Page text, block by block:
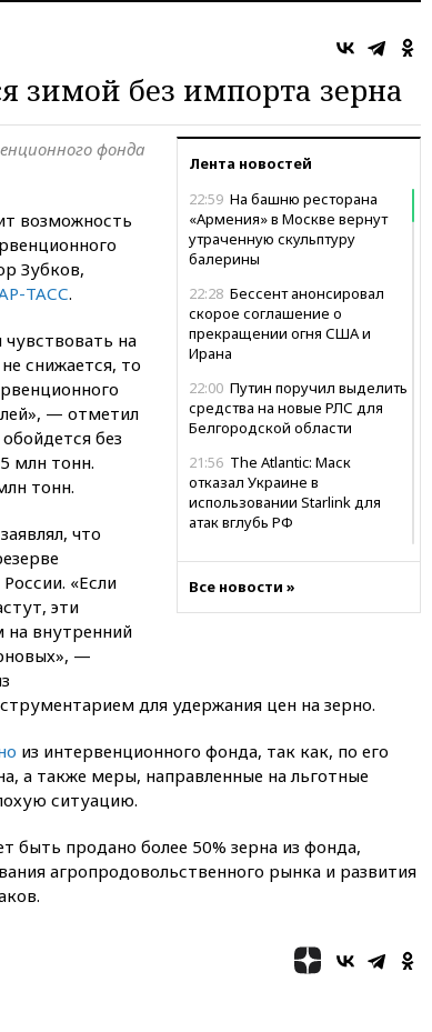
зимой без импорта зерна
Лента новостей
22:59 На башню ресторана
«Армения» в Москве вернут
утраченную скульптуру
балерины
22:28 Бессент анонсировал
скорое соглашение о
прекращении огня США и
Ирана
22:00 Путин поручил выделить
средства на новые РЛС для
Белгородской области
21:56 The Atlantic: Маск
отказал Украине в
использовании Starlink для
атак вглубь РФ
уголовное дело
16 новых видео с НЛО
21:00 На границе Украины с
20:53 Швыдкой:
«Интервидение» точно
75 украинских беспилотников
Все новости »
фонда
возможность
Зубков,
ТАСС.
на
снижается, то
— отметил
без
млн тонн.
тонн.
что
«Если
эти
на внутренний
—
для удержания цен на зерно.
из интервенционного фонда, так как, по его
а также меры, направленные на льготные
ситуацию.
продано более 50% зерна из фонда,
агропродовольственного рынка и развития